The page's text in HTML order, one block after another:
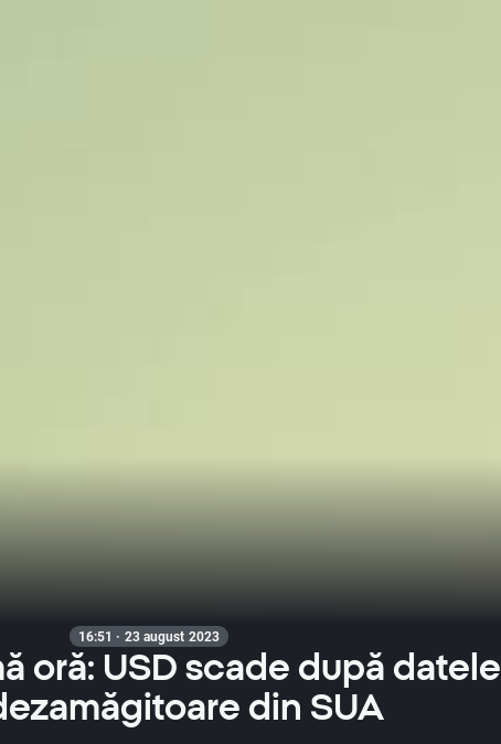
16:51 · 23 august 2023
oră: USD scade după datele
din SUA